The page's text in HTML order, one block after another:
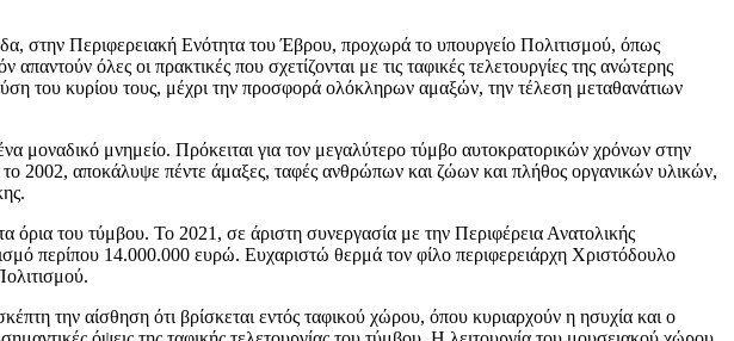
στην Περιφερειακή Ενότητα του Έβρου, προχωρά το υπουργείο Πολιτισμού, όπως
όλες οι πρακτικές που σχετίζονται με τις ταφικές τελετουργίες της ανώτερης
του κυρίου τους, μέχρι την προσφορά ολόκληρων αμαξών, την τέλεση μεταθανάτιων
μνημείο. Πρόκειται για τον μεγαλύτερο τύμβο αυτοκρατορικών χρόνων στην
2002, αποκάλυψε πέντε άμαξες, ταφές ανθρώπων και ζώων και πλήθος οργανικών υλικών,
του τύμβου. Το 2021, σε άριστη συνεργασία με την Περιφέρεια Ανατολικής
περίπου 14.000.000 ευρώ. Ευχαριστώ θερμά τον φίλο περιφερειάρχη Χριστόδουλο
την αίσθηση ότι βρίσκεται εντός ταφικού χώρου, όπου κυριαρχούν η ησυχία και ο